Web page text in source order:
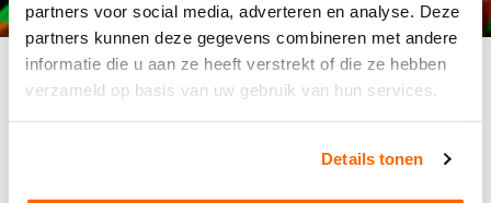
partners voor social media, adverteren en analyse. Deze
partners kunnen deze gegevens combineren met andere
informatie die u aan ze heeft verstrekt of die ze hebben
verzameld op basis van uw gebruik van hun services.
Details tonen
Snapchat
Threads
Delen